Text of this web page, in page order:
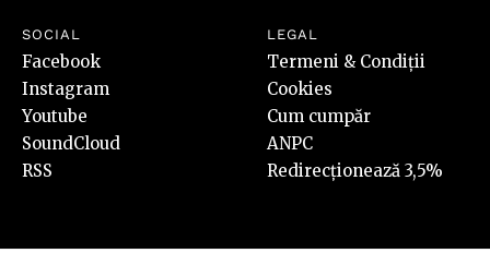
SOCIAL
Facebook
Instagram
Youtube
SoundCloud
RSS
LEGAL
Termeni & Condiții
Cookies
Cum cumpăr
ANPC
Redirecționează 3,5%